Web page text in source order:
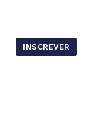
INSCREVER